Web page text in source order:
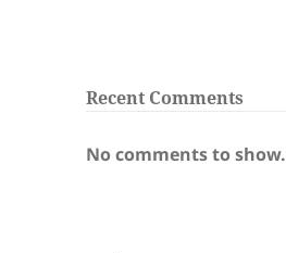
Recent Comments
No comments to show.